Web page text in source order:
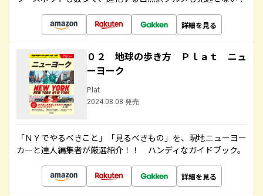
詳細を見る
０２ 地球の歩き方 Ｐｌａｔ ニュ
ーヨーク
Plat
2024.08.08 発売
「ＮＹでやるべきこと」「見るべきもの」を、現地ニューヨー
カーと達人編集者が厳選紹介！！ ハンディなガイドブック。
詳細を見る